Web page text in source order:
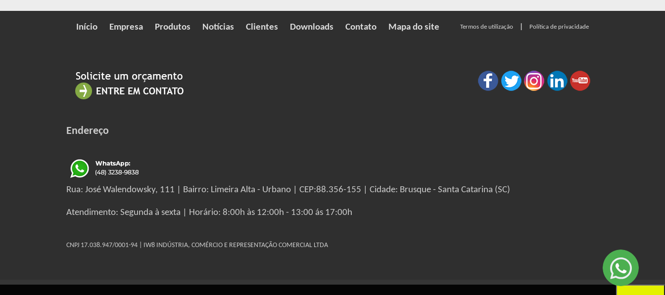
Início Empresa Produtos Notícias Clientes Downloads Contato Mapa do site Termos de utilização Política de privacidade
Endereço
Rua: José Walendowsky, 111 | Bairro: Limeira Alta - Urbano | CEP:88.356-155 | Cidade: Brusque - Santa Catarina (SC)
Atendimento: Segunda à sexta | Horário: 8:00h às 12:00h - 13:00 ás 17:00h
CNPJ 17.038.947/0001-94 | IW8 INDÚSTRIA, COMÉRCIO E REPRESENTAÇÃO COMERCIAL LTDA